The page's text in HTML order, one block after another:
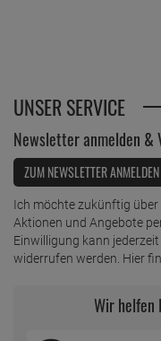
UNSER SERVICE
Newsletter anmelden
ZUM NEWSLETTER ANMELDEN
Ich möchte zukünftig über
Aktionen und Angebote
Einwilligung kann
widerrufen werden. Hier
Wir helfen